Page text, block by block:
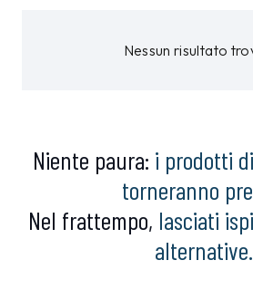
Nessun risultato
Niente paura: i prodotti
torneranno
Nel frattempo, lasciati
alternative.